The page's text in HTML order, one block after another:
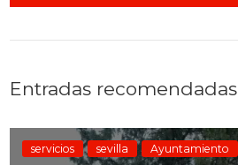
Entradas recomendadas
servicios sevilla Ayuntamiento